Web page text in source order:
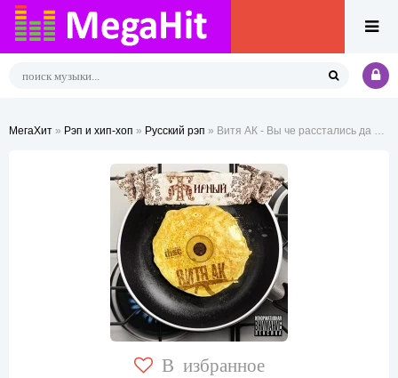
МегаХит » Рэп и хип-хоп » Русский рэп » Витя АК - Вы че расстались да ну и че
В избранное